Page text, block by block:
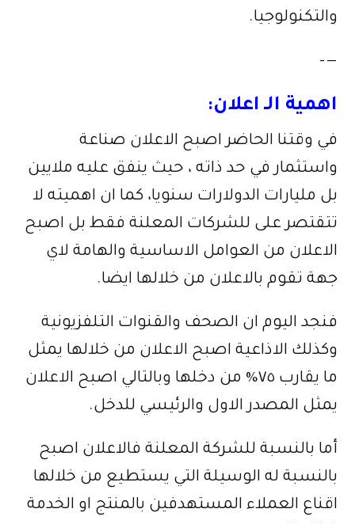
والتكنولوجيا.
—–
اهمية الـ اعلان:
في وقتنا الحاضر اصبح الاعلان صناعة
واستثمار في حد ذاته ، حيث ينفق عليه ملايين
بل مليارات الدولارات سنويا، كما ان اهميته لا
تتقتصر على للشركات المعلنة فقط بل اصبح
الاعلان من العوامل الاساسية والهامة لاي
جهة تقوم بالاعلان من خلالها ايضا.
فنجد اليوم ان الصحف والقنوات التلفزيونية
وكذلك الاذاعية اصبح الاعلان من خلالها يمثل
ما يقارب ٧٥% من دخلها وبالتالي اصبح الاعلان
يمثل المصدر الاول والرئيسي للدخل.
أما بالنسبة للشركة المعلنة فالاعلان اصبح
بالنسبة له الوسيلة التي يستطيع من خلالها
اقناع العملاء المستهدفين بالمنتج او الخدمة